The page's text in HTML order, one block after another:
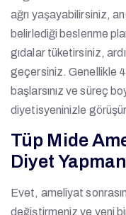
ağrı yaşayabilirsiniz,
belirlediği beslenme
gıdalar tüketirsiniz,
geçersiniz. Genellikle
başlarsınız ve süreç
diyetisyeninizle
Tüp Mide
Diyet
Evet, ameliyat
değiştirmeniz ve yeni